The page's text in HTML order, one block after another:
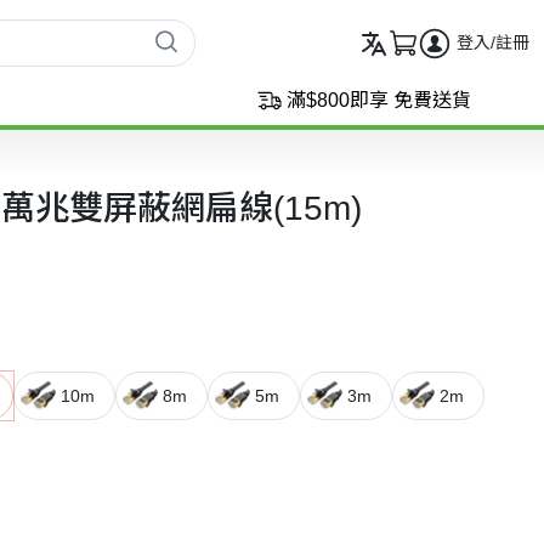
登入/註冊
滿$800即享 免費送貨
兆雙屏蔽網扁線(15m)
10m 8m 5m 3m 2m